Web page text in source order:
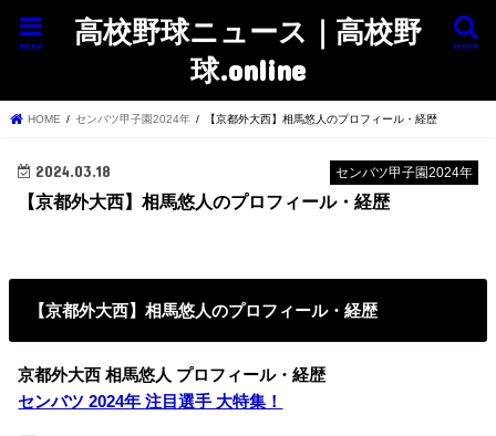
高校野球ニュース｜高校野
球.online
search
menu
HOME センバツ甲子園2024年 【京都外大西】相馬悠人のプロフィール・経歴
センバツ甲子園2024年
2024.03.18
【京都外大西】相馬悠人のプロフィール・経歴
【京都外大西】相馬悠人のプロフィール・経歴
京都外大西 相馬悠人 プロフィール・経歴
センバツ 2024年 注目選手 大特集！